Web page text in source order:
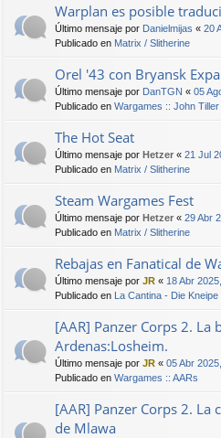
Warplan es posible
Último mensaje por Danielmijas « 20
Publicado en Matrix / Slitherine
Orel '43 con Bryansk
Último mensaje por DanTGN « 05
Publicado en Wargames :: John
The Hot Seat
Último mensaje por Hetzer « 21 Jul
Publicado en Matrix / Slitherine
Steam Wargames Fest
Último mensaje por Hetzer « 29 Abr
Publicado en Matrix / Slitherine
Rebajas en Fanatical de
Último mensaje por JR « 18 Abr
Publicado en La Cantina - Die Kneipe
[AAR] Panzer Corps 2. La
Ardenas:Losheim.
Último mensaje por JR « 05 Abr
Publicado en Wargames :: AARs
[AAR] Panzer Corps 2. La
de Mlawa